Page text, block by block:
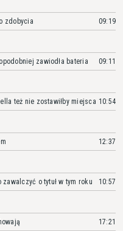
zdobycia 09:19
zawiodła bateria 09:11
też nie zostawiłby miejsca 10:54
12:37
o tytuł w tym roku 10:57
17:21